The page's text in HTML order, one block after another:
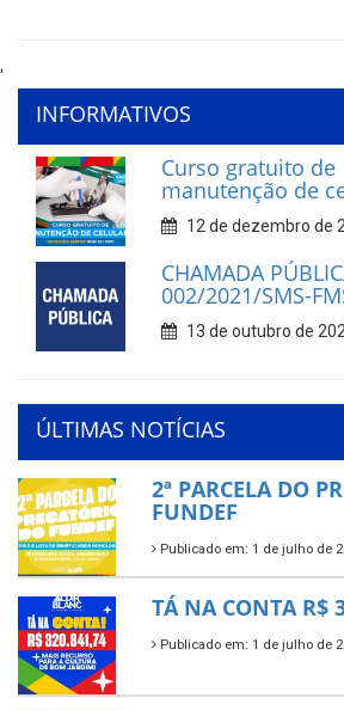
'
INFORMATIVOS
Curso gratuito de
manutenção de
12 de dezembro de
CHAMADA
002/2021/SMS-
13 de outubro de
ÚLTIMAS NOTÍCIAS
2ª PARCELA DO
FUNDEF
Publicado em: 1 de julho de
TÁ NA CONTA R$
Publicado em: 1 de julho de